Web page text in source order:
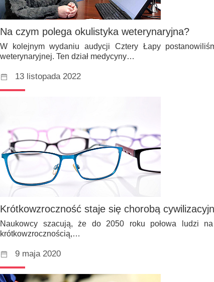
Na czym polega okulistyka weterynaryjna?
W kolejnym wydaniu audycji Cztery Łapy
weterynaryjnej. Ten dział medycyny…
13 listopada 2022
Krótkowzroczność staje się chorobą
Naukowcy szacują, że do 2050 roku połowa ludzi
krótkowzrocznością,…
9 maja 2020